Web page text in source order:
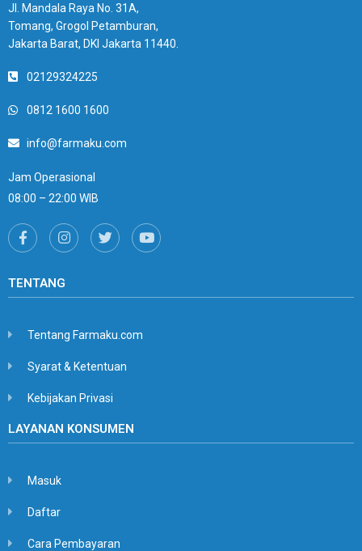
Jl. Mandala Raya No. 31A,
Tomang, Grogol Petamburan,
Jakarta Barat, DKI Jakarta 11440.
02129324225
0812 1600 1600
info@farmaku.com
Jam Operasional
08:00 – 22:00 WIB
TENTANG
Tentang Farmaku.com
Syarat & Ketentuan
Kebijakan Privasi
LAYANAN KONSUMEN
Masuk
Daftar
Cara Pembayaran